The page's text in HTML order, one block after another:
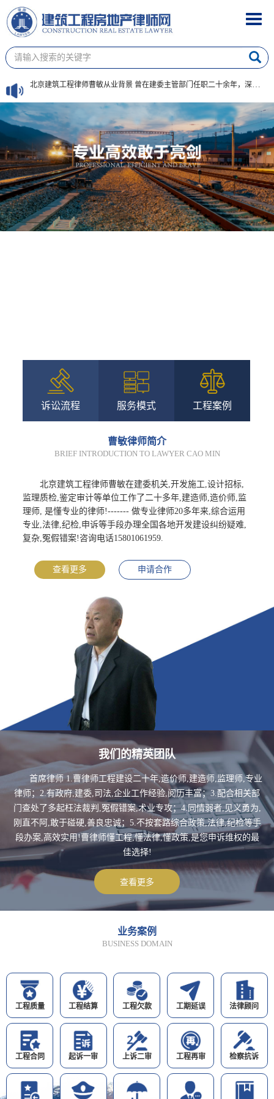
做优秀的诉讼代理人，北京建筑工程律师曹敏电话15801061959
北京建筑工程律师曹敏从业背景 曾在建委主管部门任职二十余年，深度掌握工程行政审批、行业监管、竣工验收、备案流程及住建领域全部政策文件；同时考取注册建造师、注册监
北京建筑工程律师曹敏 差异化办案竞争力 区别于仅通晓法律条文的普通律师，可独立审阅施工图纸、工程量清单、监理日志、竣工资料、造价鉴定意见书，从工程技术层面夯实案
北京建筑工程律师曹敏硬 核专业法律功底 深耕建筑工程专项法律，对最高人民法院《建设工程施工合同司法解释（一）》《建设工程施工合同司法解释（二）》条文、裁判规则、
曹敏 北京资深建筑工程专业律师；电话：15801061959。 资历：建委 20 余年任职，建造师 、 监理师 、 造价师三证齐备。 办案原则：受托案件视同
北京建筑工程律师曹敏从业背景、办案初心与执业准则、专业法律核心能力、法律服务三大板块 、差异化办案竞争力
再无实际施工人，亦不能突破合同相对性，直接找发包方要工程款
律师应当要敬业、懂专业、要忠诚、敢碰硬，办法多；是当事人的保护神，律师工作是一个良心活
诉讼流程 服务模式 工程案例
曹敏律师简介
BRIEF INTRODUCTION TO LAWYER CAO MIN
北京建筑工程律师曹敏在建委机关,开发施工,设计招标,
监理质检,鉴定审计等单位工作了二十多年,建造师,造价师,监
理师, 是懂专业的律师!------- 做专业律师20多年来,综合运用
专业,法律,纪检,申诉等手段办理全国各地开发建设纠纷疑难,
复杂,冤假错案!咨询电话15801061959.
查看更多 申请合作
我们的精英团队
首席律师 1.曹律师工程建设二十年,造价师,建造师,监理师,专业
律师；2.有政府,建委,司法,企业工作经验,阅历丰富；3.配合相关部
门查处了多起枉法裁判,冤假错案,术业专攻；4.同情弱者,见义勇为,
刚直不阿,敢于碰硬,善良忠诚；5.不按套路综合政策,法律,纪检等手
段办案,高效实用!曹律师懂工程,懂法律,懂政策,是您申诉维权的最
佳选择!
查看更多
业务案例
BUSINESS DOMAIN
工程质量 工程结算 工程欠款 工期延误 法律顾问
工程合同 起诉一审 上诉二审 工程再审 检察抗诉